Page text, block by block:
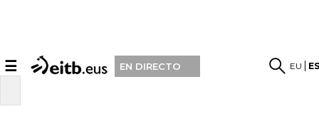
☰ EN DIRECTO EU